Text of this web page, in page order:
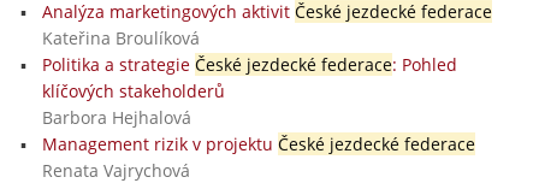
Analýza marketingových aktivit České jezdecké federace
Kateřina Broulíková
Politika a strategie České jezdecké federace: Pohled
klíčových stakeholderů
Barbora Hejhalová
Management rizik v projektu České jezdecké federace
Renata Vajrychová